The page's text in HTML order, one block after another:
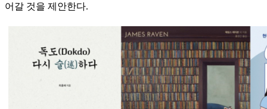
어갈 것을 제안한다.